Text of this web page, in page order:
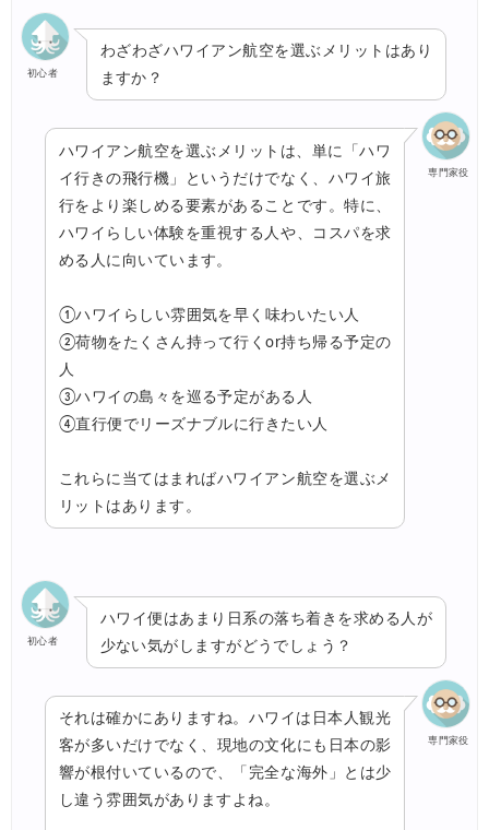
初心者
わざわざハワイアン航空を選ぶメリットはあり
ますか？
専門家役
ハワイアン航空を選ぶメリットは、単に「ハワ
イ行きの飛行機」というだけでなく、ハワイ旅
行をより楽しめる要素があることです。特に、
ハワイらしい体験を重視する人や、コスパを求
める人に向いています。
①ハワイらしい雰囲気を早く味わいたい人
②荷物をたくさん持って行くor持ち帰る予定の
人
③ハワイの島々を巡る予定がある人
④直行便でリーズナブルに行きたい人
これらに当てはまればハワイアン航空を選ぶメ
リットはあります。
初心者
ハワイ便はあまり日系の落ち着きを求める人が
少ない気がしますがどうでしょう？
専門家役
それは確かにありますね。ハワイは日本人観光
客が多いだけでなく、現地の文化にも日本の影
響が根付いているので、「完全な海外」とは少
し違う雰囲気がありますよね。